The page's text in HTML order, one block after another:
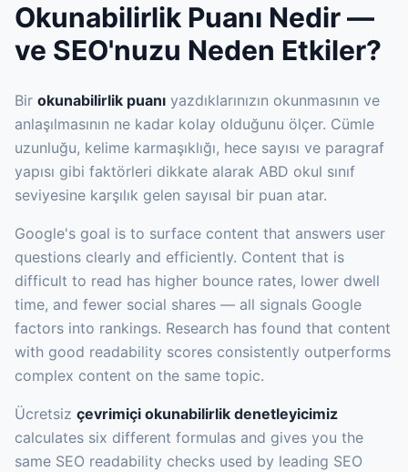
Okunabilirlik Puanı Nedir —
ve SEO'nuzu Neden Etkiler?
Bir okunabilirlik puanı yazdıklarınızın okunmasının ve
anlaşılmasının ne kadar kolay olduğunu ölçer. Cümle
uzunluğu, kelime karmaşıklığı, hece sayısı ve paragraf
yapısı gibi faktörleri dikkate alarak ABD okul sınıf
seviyesine karşılık gelen sayısal bir puan atar.
Google's goal is to surface content that answers user
questions clearly and efficiently. Content that is
difficult to read has higher bounce rates, lower dwell
time, and fewer social shares — all signals Google
factors into rankings. Research has found that content
with good readability scores consistently outperforms
complex content on the same topic.
Ücretsiz çevrimiçi okunabilirlik denetleyicimiz
calculates six different formulas and gives you the
same SEO readability checks used by leading SEO